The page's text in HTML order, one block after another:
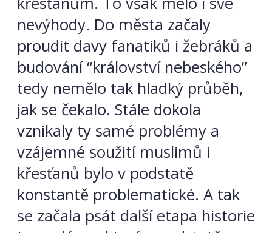
nevýhody. Do města začaly
proudit davy fanatiků i žebráků a
budování “království nebeského”
tedy nemělo tak hladký průběh,
jak se čekalo. Stále dokola
vznikaly ty samé problémy a
vzájemné soužití muslimů i
křesťanů bylo v podstatě
konstantě problematické. A tak
se začala psát další etapa historie